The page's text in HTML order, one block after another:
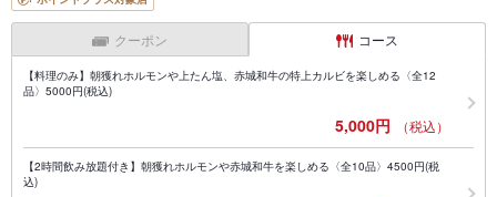
クーポン コース
【料理のみ】朝獲れホルモンや上たん塩、赤城和牛の特上カルビを楽しめる〈全12
品〉5000円(税込)
5,000円 （税込）
【2時間飲み放題付き】朝獲れホルモンや赤城和牛を楽しめる〈全10品〉4500円(税
込)